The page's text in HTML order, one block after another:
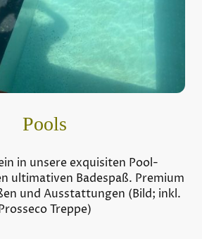
Pools
in unsere exquisiten Pool-
ultimativen Badespaß. Premium
und Ausstattungen (Bild; inkl.
Treppe)